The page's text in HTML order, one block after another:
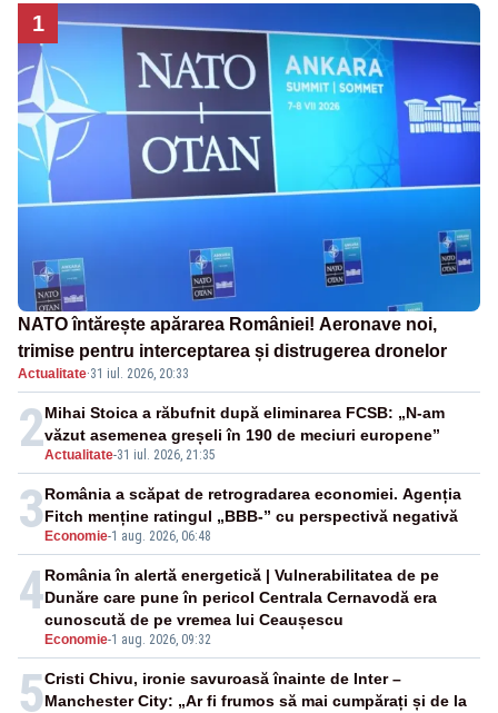
1
NATO întărește apărarea României! Aeronave noi,
trimise pentru interceptarea și distrugerea dronelor
Actualitate·31 iul. 2026, 20:33
2Actualitate-31 iul. 2026, 21:35
Mihai Stoica a răbufnit după eliminarea FCSB: „N-am
văzut asemenea greșeli în 190 de meciuri europene”
3 Economie-1 aug. 2026, 06:48
România a scăpat de retrogradarea economiei. Agenția
Fitch menține ratingul „BBB-” cu perspectivă negativă
4
Economie-1 aug. 2026, 09:32
România în alertă energetică | Vulnerabilitatea de pe
Dunăre care pune în pericol Centrala Cernavodă era
cunoscută de pe vremea lui Ceaușescu
5Cristi Chivu, ironie savuroasă înainte de Inter –
Manchester City: „Ar fi frumos să mai cumpărați și de la